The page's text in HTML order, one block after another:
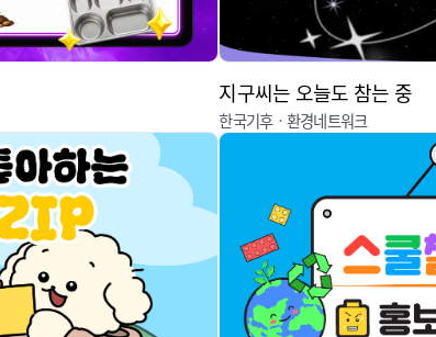
지구씨는 오늘도 참는 중
한국기후ㆍ환경네트워크